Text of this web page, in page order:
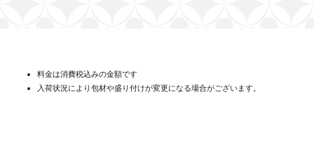
料金は消費税込みの金額です
入荷状況により包材や盛り付けが変更になる場合がございます。